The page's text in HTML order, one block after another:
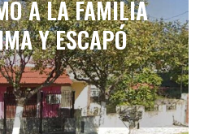
A LA FAMILIA
Y ESCAPÓ